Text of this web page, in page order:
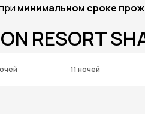
минимальном сроке
RESORT
11 ночей